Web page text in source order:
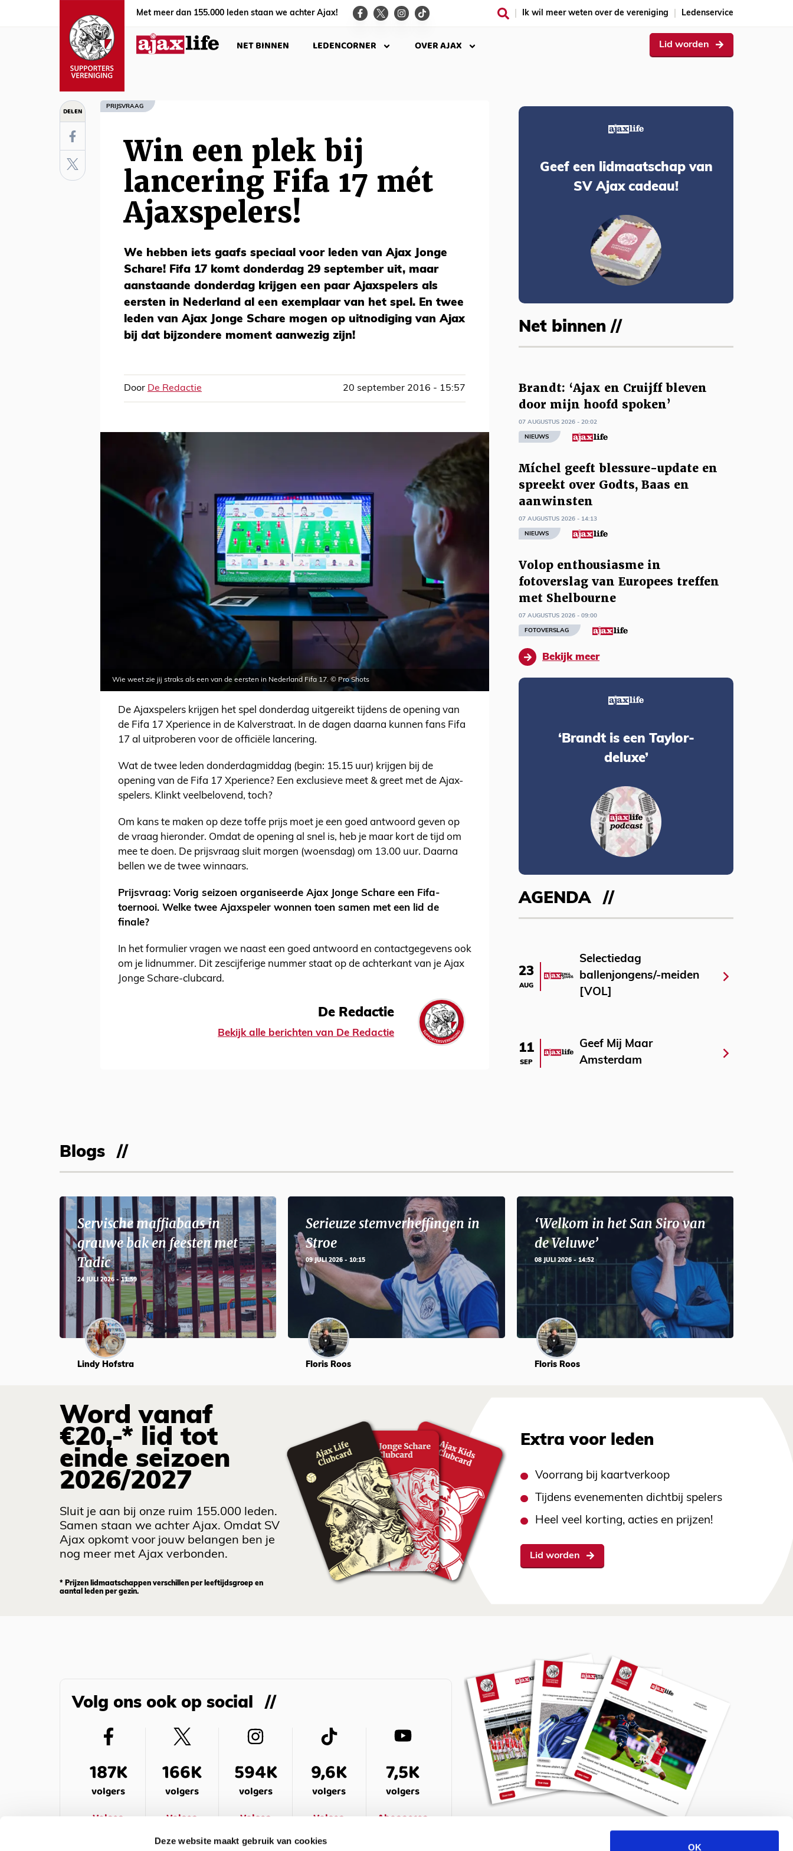
Deze website maakt gebruik van cookies
OK
Met meer dan 155.000 leden staan we achter Ajax! Ik wil meer weten over de vereniging Ledenservice
NET BINNEN LEDENCORNER OVER AJAX Lid worden
DELEN PRIJSVRAAG
Win een plek bij
lancering Fifa 17 mét
Ajaxspelers!
We hebben iets gaafs speciaal voor leden van Ajax Jonge
Schare! Fifa 17 komt donderdag 29 september uit, maar
aanstaande donderdag krijgen een paar Ajaxspelers als
eersten in Nederland al een exemplaar van het spel. En twee
leden van Ajax Jonge Schare mogen op uitnodiging van Ajax
bij dat bijzondere moment aanwezig zijn!
Door De Redactie 20 september 2016 - 15:57
Wie weet zie jij straks als een van de eersten in Nederland Fifa 17. © Pro Shots
De Ajaxspelers krijgen het spel donderdag uitgereikt tijdens de opening van
de Fifa 17 Xperience in de Kalverstraat. In de dagen daarna kunnen fans Fifa
17 al uitproberen voor de officiële lancering.
Wat de twee leden donderdagmiddag (begin: 15.15 uur) krijgen bij de
opening van de Fifa 17 Xperience? Een exclusieve meet & greet met de Ajax-
spelers. Klinkt veelbelovend, toch?
Om kans te maken op deze toffe prijs moet je een goed antwoord geven op
de vraag hieronder. Omdat de opening al snel is, heb je maar kort de tijd om
mee te doen. De prijsvraag sluit morgen (woensdag) om 13.00 uur. Daarna
bellen we de twee winnaars.
Prijsvraag: Vorig seizoen organiseerde Ajax Jonge Schare een Fifa-
toernooi. Welke twee Ajaxspeler wonnen toen samen met een lid de
finale?
In het formulier vragen we naast een goed antwoord en contactgegevens ook
om je lidnummer. Dit zescijferige nummer staat op de achterkant van je Ajax
Jonge Schare-clubcard.
De Redactie
Bekijk alle berichten van De Redactie
Geef een lidmaatschap van
SV Ajax cadeau!
Net binnen //
Brandt: ‘Ajax en Cruijff bleven
door mijn hoofd spoken’
07 AUGUSTUS 2026 - 20:02
NIEUWS
Míchel geeft blessure-update en
spreekt over Godts, Baas en
aanwinsten
07 AUGUSTUS 2026 - 14:13
NIEUWS
Volop enthousiasme in
fotoverslag van Europees treffen
met Shelbourne
07 AUGUSTUS 2026 - 09:00
FOTOVERSLAG
Bekijk meer
‘Brandt is een Taylor-
deluxe’
AGENDA
23
AUG
Selectiedag
ballenjongens/-meiden
[VOL]
11
SEP
Geef Mij Maar
Amsterdam
Blogs
Servische maffiabaas in
grauwe bak en feesten met
Tadic
24 JULI 2026 - 11:59
Lindy Hofstra
Serieuze stemverheffingen in
Stroe
09 JULI 2026 - 10:15
Floris Roos
‘Welkom in het San Siro van
de Veluwe’
08 JULI 2026 - 14:52
Floris Roos
Word vanaf
€20,-* lid tot
einde seizoen
2026/2027
Sluit je aan bij onze ruim 155.000 leden.
Samen staan we achter Ajax. Omdat SV
Ajax opkomt voor jouw belangen ben je
nog meer met Ajax verbonden.
* Prijzen lidmaatschappen verschillen per leeftijdsgroep en
aantal leden per gezin.
Extra voor leden
Voorrang bij kaartverkoop
Tijdens evenementen dichtbij spelers
Heel veel korting, acties en prijzen!
Lid worden
Volg ons ook op social
187K
volgers
Volgen
166K
volgers
Volgen
594K
volgers
Volgen
9,6K
volgers
Volgen
7,5K
volgers
Abonneren
Meld je aan voor de nieuwsbrief